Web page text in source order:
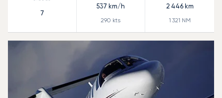
7
537 km/h
290 kts
2 446km
1 321 NM